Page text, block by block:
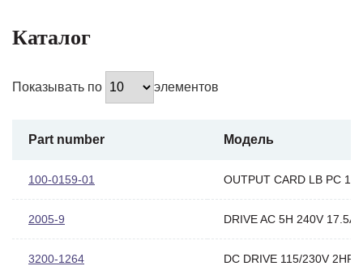
Каталог
Показывать по элементов
Part number Модель
100-0159-01 OUTPUT CARD LB PC 10
2005-9 DRIVE AC 5H 240V 17.5A
3200-1264 DC DRIVE 115/230V 2HP